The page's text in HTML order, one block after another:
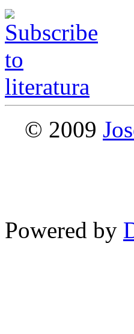
© 2009
Powered by